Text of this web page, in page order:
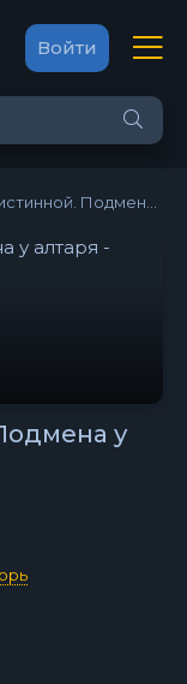
Войти
у алтаря - Юраш Кристина
у